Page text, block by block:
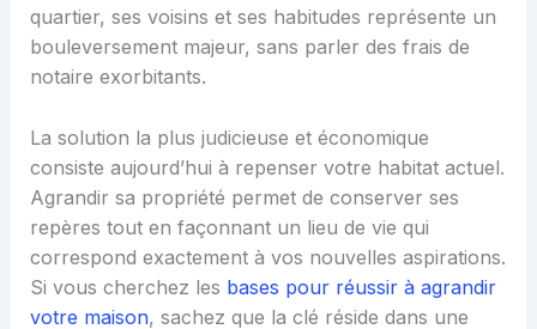
quartier, ses voisins et ses habitudes représente un
bouleversement majeur, sans parler des frais de
notaire exorbitants.
La solution la plus judicieuse et économique
consiste aujourd’hui à repenser votre habitat actuel.
Agrandir sa propriété permet de conserver ses
repères tout en façonnant un lieu de vie qui
correspond exactement à vos nouvelles aspirations.
Si vous cherchez les bases pour réussir à agrandir
votre maison, sachez que la clé réside dans une